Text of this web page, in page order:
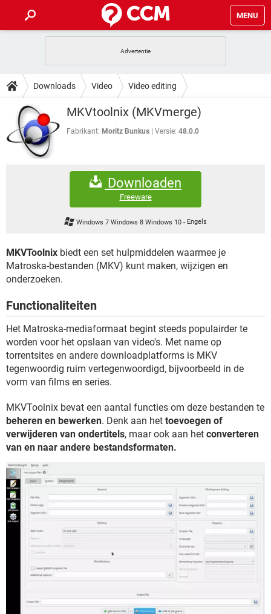
MENU
INSTAGRAM WINDOWS 10
NETFLIX CORONAVIRUS
GRATIS SNAPCHAT
TIKTOK
HOW-TO
VIDEOBELLEN
INSTAGRAM WINDOWS 10
NETFLIX
DOWNLOADS
VIDEOBELLEN GAMES
INSTAGRAM
CORONAVIRUS
SNAPCHAT
FORUM
WINDOWS 10
CORONAVIRUS
SNAPCHAT
GAMES
GRATIS SNAPCHAT
TIKTOK
Downloads Video Video editing
MKVtoolnix (MKVmerge)
Fabrikant: Moritz Bunkus Versie: 48.0.0
Downloaden
Freeware
Windows 7 Windows 8 Windows 10- Engels
MKVToolnix biedt een set hulpmiddelen waarmee je
Matroska-bestanden (MKV) kunt maken, wijzigen en
onderzoeken.
Functionaliteiten
Het Matroska-mediaformaat begint steeds populairder te
worden voor het opslaan van video's. Met name op
torrentsites en andere downloadplatforms is MKV
tegenwoordig ruim vertegenwoordigd, bijvoorbeeld in de
vorm van films en series.
MKVToolnix bevat een aantal functies om deze bestanden te
beheren en bewerken. Denk aan het toevoegen of
verwijderen van ondertitels, maar ook aan het converteren
van en naar andere bestandsformaten.